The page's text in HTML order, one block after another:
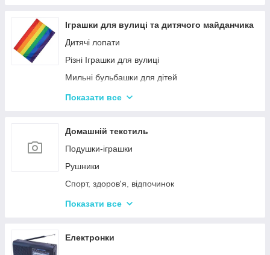
Іграшки для вулиці та дитячого майданчика
Дитячі лопати
Різні Іграшки для вулиці
Мильні бульбашки для дітей
Гойдалки для дітей
Гірки для дитячого майданчика
Зимові іграшки для вулиці
Повітряні змії
Показати все
Домашній текстиль
Подушки-іграшки
Рушники
Спорт, здоров'я, відпочинок
Краса та здоров'я
Автотовары
Показати все
Електронки